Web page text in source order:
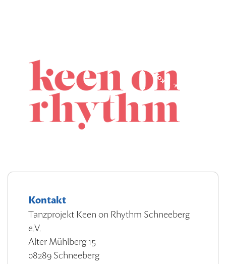
Kontakt
Tanzprojekt Keen on Rhythm Schneeberg
e.V.
Alter Mühlberg 15
08289 Schneeberg